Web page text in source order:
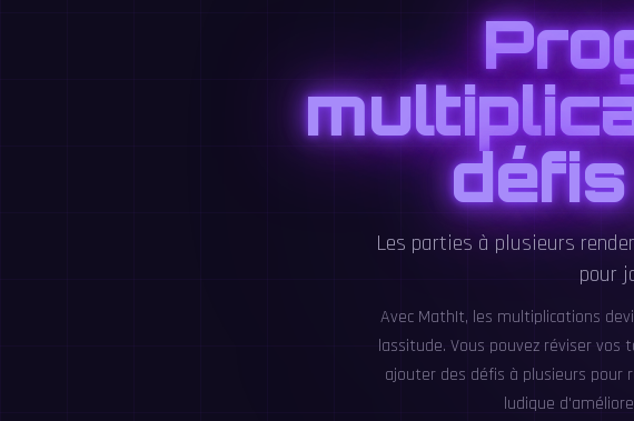
Les parties à plusieurs
pour
Avec MathIt, les multiplications
lassitude. Vous pouvez réviser vos
ajouter des défis à plusieurs pour
ludique